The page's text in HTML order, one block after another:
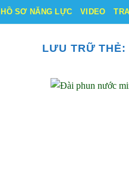
HỒ SƠ NĂNG LỰC VIDEO
LƯU TRỮ THẺ: